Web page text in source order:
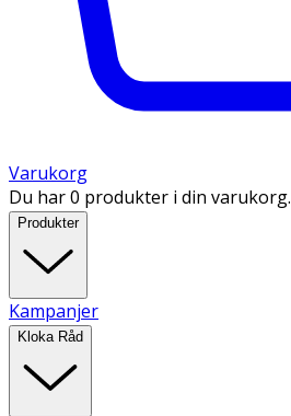
Varukorg
Du har 0 produkter i din varukorg.
Produkter
Kampanjer
Kloka Råd